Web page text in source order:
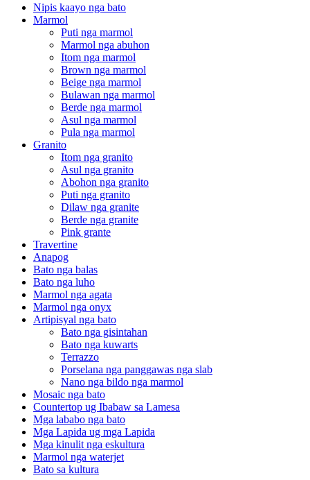
Nipis kaayo nga bato
Marmol
Puti nga marmol
Marmol nga abuhon
Itom nga marmol
Brown nga marmol
Beige nga marmol
Bulawan nga marmol
Berde nga marmol
Asul nga marmol
Pula nga marmol
Granito
Itom nga granito
Asul nga granito
Abohon nga granito
Puti nga granito
Dilaw nga granite
Berde nga granite
Pink grante
Travertine
Anapog
Bato nga balas
Bato nga luho
Marmol nga agata
Marmol nga onyx
Artipisyal nga bato
Bato nga gisintahan
Bato nga kuwarts
Terrazzo
Porselana nga panggawas nga slab
Nano nga bildo nga marmol
Mosaic nga bato
Countertop ug Ibabaw sa Lamesa
Mga lababo nga bato
Mga Lapida ug mga Lapida
Mga kinulit nga eskultura
Marmol nga waterjet
Bato sa kultura